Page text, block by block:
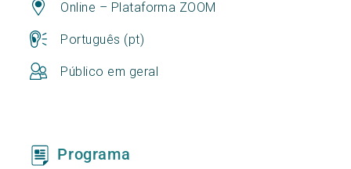
Online – Plataforma ZOOM
Português (pt)
Público em geral
Programa